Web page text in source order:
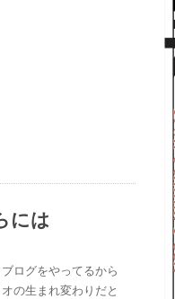
には
ログをやってるから
の生まれ変わりだと